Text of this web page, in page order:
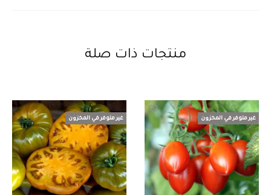
منتجات ذات صلة
غير متوفر في المخزون غير متوفر في المخزون